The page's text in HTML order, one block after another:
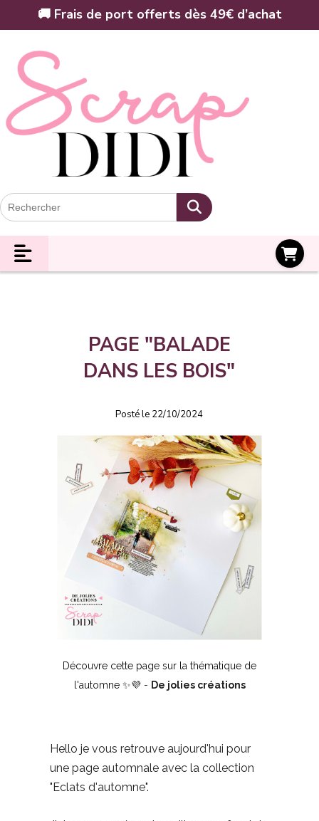
🚚 Frais de port offerts dès 49€ d’achat
PAGE "BALADE
DANS LES BOIS"
Posté le 22/10/2024
Découvre cette page sur la thématique de
l'automne ✨💜- De jolies créations
Hello je vous retrouve aujourd'hui pour
une page automnale avec la collection
"Eclats d'automne".